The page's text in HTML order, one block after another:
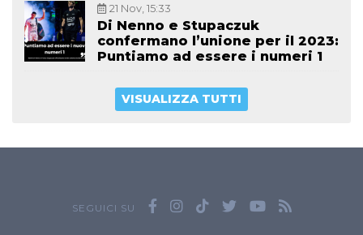
21 Nov, 15:33
Di Nenno e Stupaczuk
confermano l’unione per il 2023:
Puntiamo ad essere i numeri 1
VISUALIZZA TUTTI
SEGUICI SU